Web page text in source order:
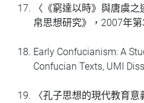
〈《窮達以時》與唐虞
帛思想研究》，2007年第
Early Confucianism: A
Confucian Texts, UMI
〈孔子思想的現代教育